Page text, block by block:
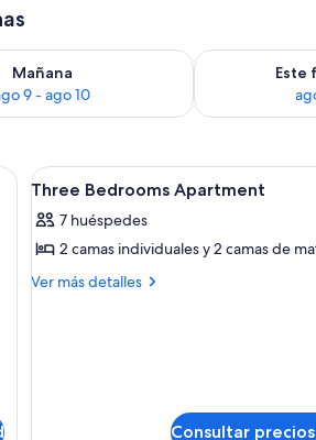
Mañana
9 - ago 10
para mañana, ago 9 - ago 10
Este
Consulta la
y televisor, y balcón con vistas a la
Abrir
todas
las
fotos
de
Una
3
Three Bedrooms Apartment
7 huéspedes
2 camas individuales y 2 camas de
Ver más detalles
Más
Consultar